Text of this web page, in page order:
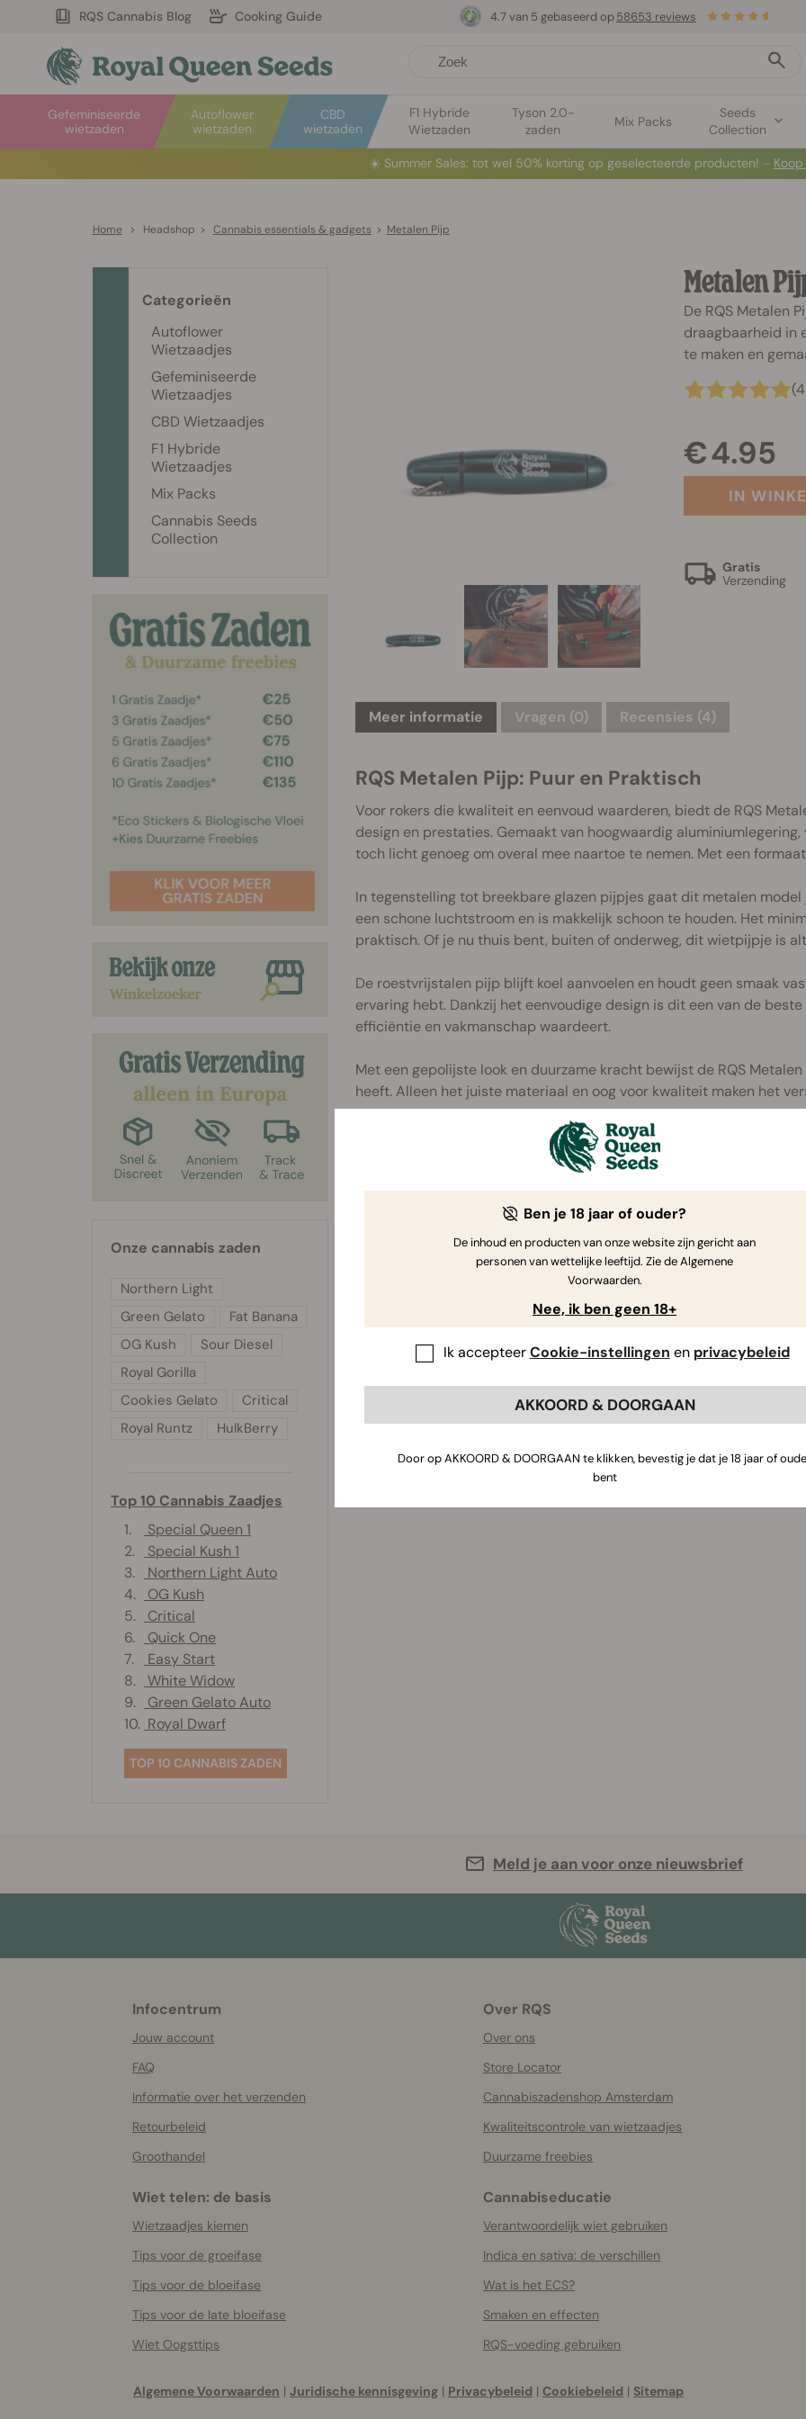
RQS Cannabis Blog Cooking Guide
Autoflower
wietzaden
Gefeminiseerde
wietzaden
CBD
wietzaden
F1 Hybride
Wietzaden
Tyson 2.0-
zaden
Mix Packs
Seeds
Collection
4.7 van 5 gebaseerd op58653 reviews
☀️Summer Sales: tot wel 50% korting op geselecteerde producten! ⏤
Home > Headshop > Cannabis essentials & gadgets > Metalen Pijp
Metalen
De RQS Metalen
draagbaarheid in
te maken en
€ 4.95
IN
Gratis
Verzending
Meer informatie Vragen (0) Recensies (4)
RQS Metalen Pijp: Puur en Praktisch
Voor rokers die kwaliteit en eenvoud waarderen, biedt de RQS
design en prestaties. Gemaakt van hoogwaardig
toch licht genoeg om overal mee naartoe te nemen. Met een
In tegenstelling tot breekbare glazen pijpjes gaat dit metalen
een schone luchtstroom en is makkelijk schoon te houden. Het
praktisch. Of je nu thuis bent, buiten of onderweg, dit wietpijpje is
De roestvrijstalen pijp blijft koel aanvoelen en houdt geen smaak
ervaring hebt. Dankzij het eenvoudige design is dit een van de
efficiëntie en vakmanschap waardeert.
Met een gepolijste look en duurzame kracht bewijst de RQS
heeft. Alleen het juiste materiaal en oog voor kwaliteit maken het
Categorieën
Autoflower
Wietzaadjes
Gefeminiseerde
Wietzaadjes
CBD Wietzaadjes
F1 Hybride
Wietzaadjes
Mix Packs
Cannabis Seeds
Collection
Onze cannabis zaden
Northern Light
Green Gelato
Fat Banana
OG Kush
Sour Diesel
Royal Gorilla
Cookies Gelato
Critical
Royal Runtz
HulkBerry
Top 10 Cannabis Zaadjes
1.
Special Queen 1
2.
Special Kush 1
3.
Northern Light Auto
4.
OG Kush
5.
Critical
6.
Quick One
7.
Easy Start
8.
White Widow
9.
Green Gelato Auto
10. Royal Dwarf
TOP 10 CANNABIS ZADEN
Meld je aan voor onze nieuwsbrief
Infocentrum
Jouw account
FAQ
Informatie over het verzenden
Retourbeleid
Groothandel
Over RQS
Over ons
Store Locator
Cannabiszadenshop Amsterdam
Kwaliteitscontrole van wietzaadjes
Duurzame freebies
Wiet telen: de basis
Wietzaadjes kiemen
Tips voor de groeifase
Tips voor de bloeifase
Tips voor de late bloeifase
Wiet Oogsttips
Cannabiseducatie
Verantwoordelijk wiet gebruiken
Indica en sativa: de verschillen
Wat is het ECS?
Smaken en effecten
RQS-voeding gebruiken
Algemene Voorwaarden | Juridische kennisgeving | Privacybeleid | Cookiebeleid | Sitemap
Ben je 18 jaar of ouder?
De inhoud en producten van onze website zijn gericht aan
personen van wettelijke leeftijd. Zie de Algemene
Voorwaarden.
Nee, ik ben geen 18+
Ik accepteerCookie-instellingen en privacybeleid
AKKOORD & DOORGAAN
Door op AKKOORD & DOORGAAN te klikken, bevestig je dat je 18 jaar of
bent